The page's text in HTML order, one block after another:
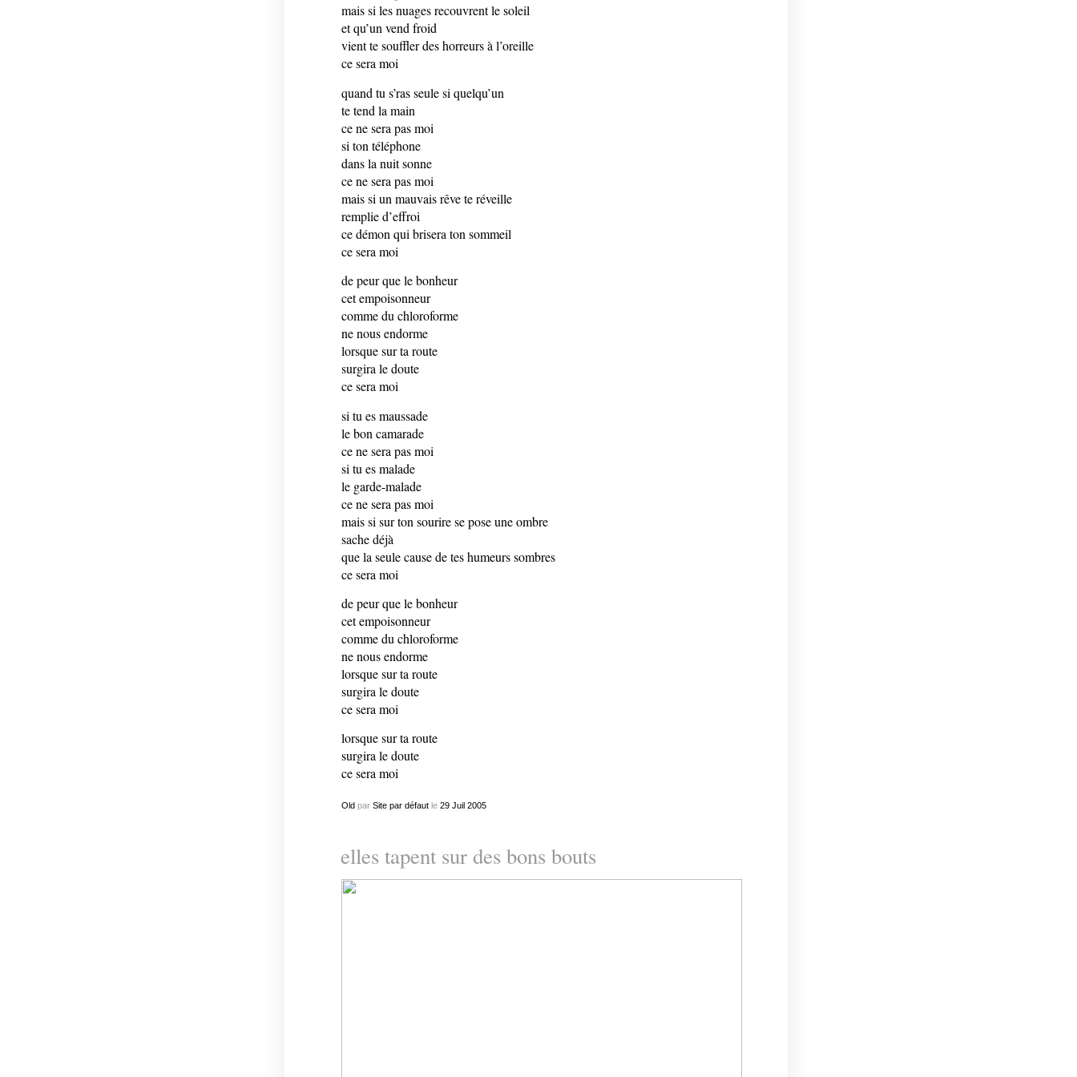
mais si les nuages recouvrent le soleil
et qu’un vend froid
vient te souffler des horreurs à l’oreille
ce sera moi
quand tu s’ras seule si quelqu’un
te tend la main
ce ne sera pas moi
si ton téléphone
dans la nuit sonne
ce ne sera pas moi
mais si un mauvais rêve te réveille
remplie d’effroi
ce démon qui brisera ton sommeil
ce sera moi
de peur que le bonheur
cet empoisonneur
comme du chloroforme
ne nous endorme
lorsque sur ta route
surgira le doute
ce sera moi
si tu es maussade
le bon camarade
ce ne sera pas moi
si tu es malade
le garde-malade
ce ne sera pas moi
mais si sur ton sourire se pose une ombre
sache déjà
que la seule cause de tes humeurs sombres
ce sera moi
de peur que le bonheur
cet empoisonneur
comme du chloroforme
ne nous endorme
lorsque sur ta route
surgira le doute
ce sera moi
lorsque sur ta route
surgira le doute
ce sera moi
Oldpar Site par défautle 29 Juil 2005
elles tapent sur des bons bouts